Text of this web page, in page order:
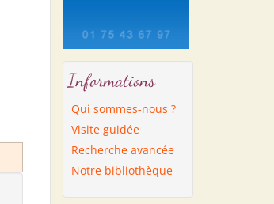
Informations
Qui sommes-nous ?
Visite guidée
Recherche avancée
Notre bibliothèque